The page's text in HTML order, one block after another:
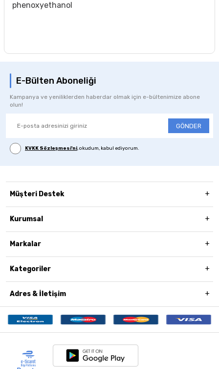
phenoxyethanol
E-Bülten Aboneliği
Kampanya ve yeniliklerden haberdar olmak için e-bültenimize abone
olun!
GÖNDER
KVKK Sözleşmesi'ni, okudum, kabul ediyorum.
Müşteri Destek
Kurumsal
Markalar
Kategoriler
Adres & İletişim